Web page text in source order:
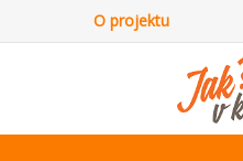
O projektu